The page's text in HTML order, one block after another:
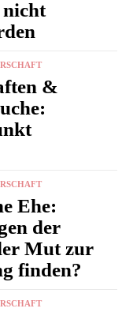
nicht
&
Ehe:
der
Mut zur
finden?